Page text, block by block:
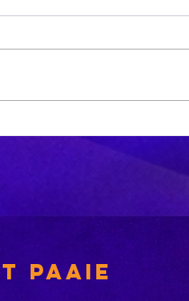
kry
PAAIE